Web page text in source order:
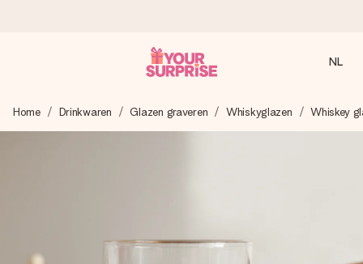
We maken jouw cadeau met zorg en zorgen dat het
razendsnel onderweg is - zodat jij kunt geven op precies
Onze cadeaus worden gewaardeerd. Klanten beoordelen
ons met een 4,7 op Google Reviews
NL
Home Drinkwaren Glazen graveren Whiskyglazen Whiskey